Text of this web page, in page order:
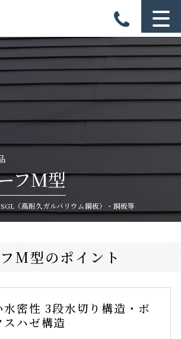
フM型
（高耐久ガルバリウム鋼板）・銅板等
M型のポイント
水密性3段水切り構造・ ボ
スハゼ構造